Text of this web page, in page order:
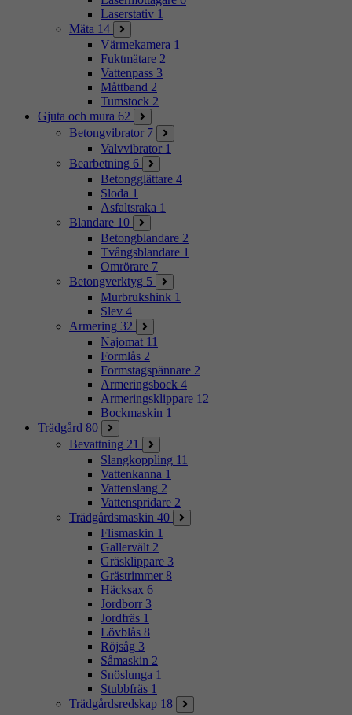
Laserstativ 1
Mäta 14
Värmekamera 1
Fuktmätare 2
Vattenpass 3
Måttband 2
Tumstock 2
Gjuta och mura 62
Betongvibrator 7
Valvvibrator 1
Bearbetning 6
Betongglättare 4
Sloda 1
Asfaltsraka 1
Blandare 10
Betongblandare 2
Tvångsblandare 1
Omrörare 7
Betongverktyg 5
Murbrukshink 1
Slev 4
Armering 32
Najomat 11
Formlås 2
Formstagspännare 2
Armeringsbock 4
Armeringsklippare 12
Bockmaskin 1
Trädgård 80
Bevattning 21
Slangkoppling 11
Vattenkanna 1
Vattenslang 2
Vattenspridare 2
Trädgårdsmaskin 40
Flismaskin 1
Gallervält 2
Gräsklippare 3
Grästrimmer 8
Häcksax 6
Jordborr 3
Jordfräs 1
Lövblås 8
Röjsåg 3
Såmaskin 2
Snöslunga 1
Stubbfräs 1
Trädgårdsredskap 18